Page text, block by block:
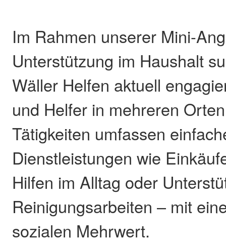
Im Rahmen unserer Mini-
Unterstützung im Haushalt
Wäller Helfen aktuell
und Helfer in mehreren
Tätigkeiten umfassen
Dienstleistungen wie
Hilfen im Alltag oder
Reinigungsarbeiten – mit
sozialen Mehrwert.